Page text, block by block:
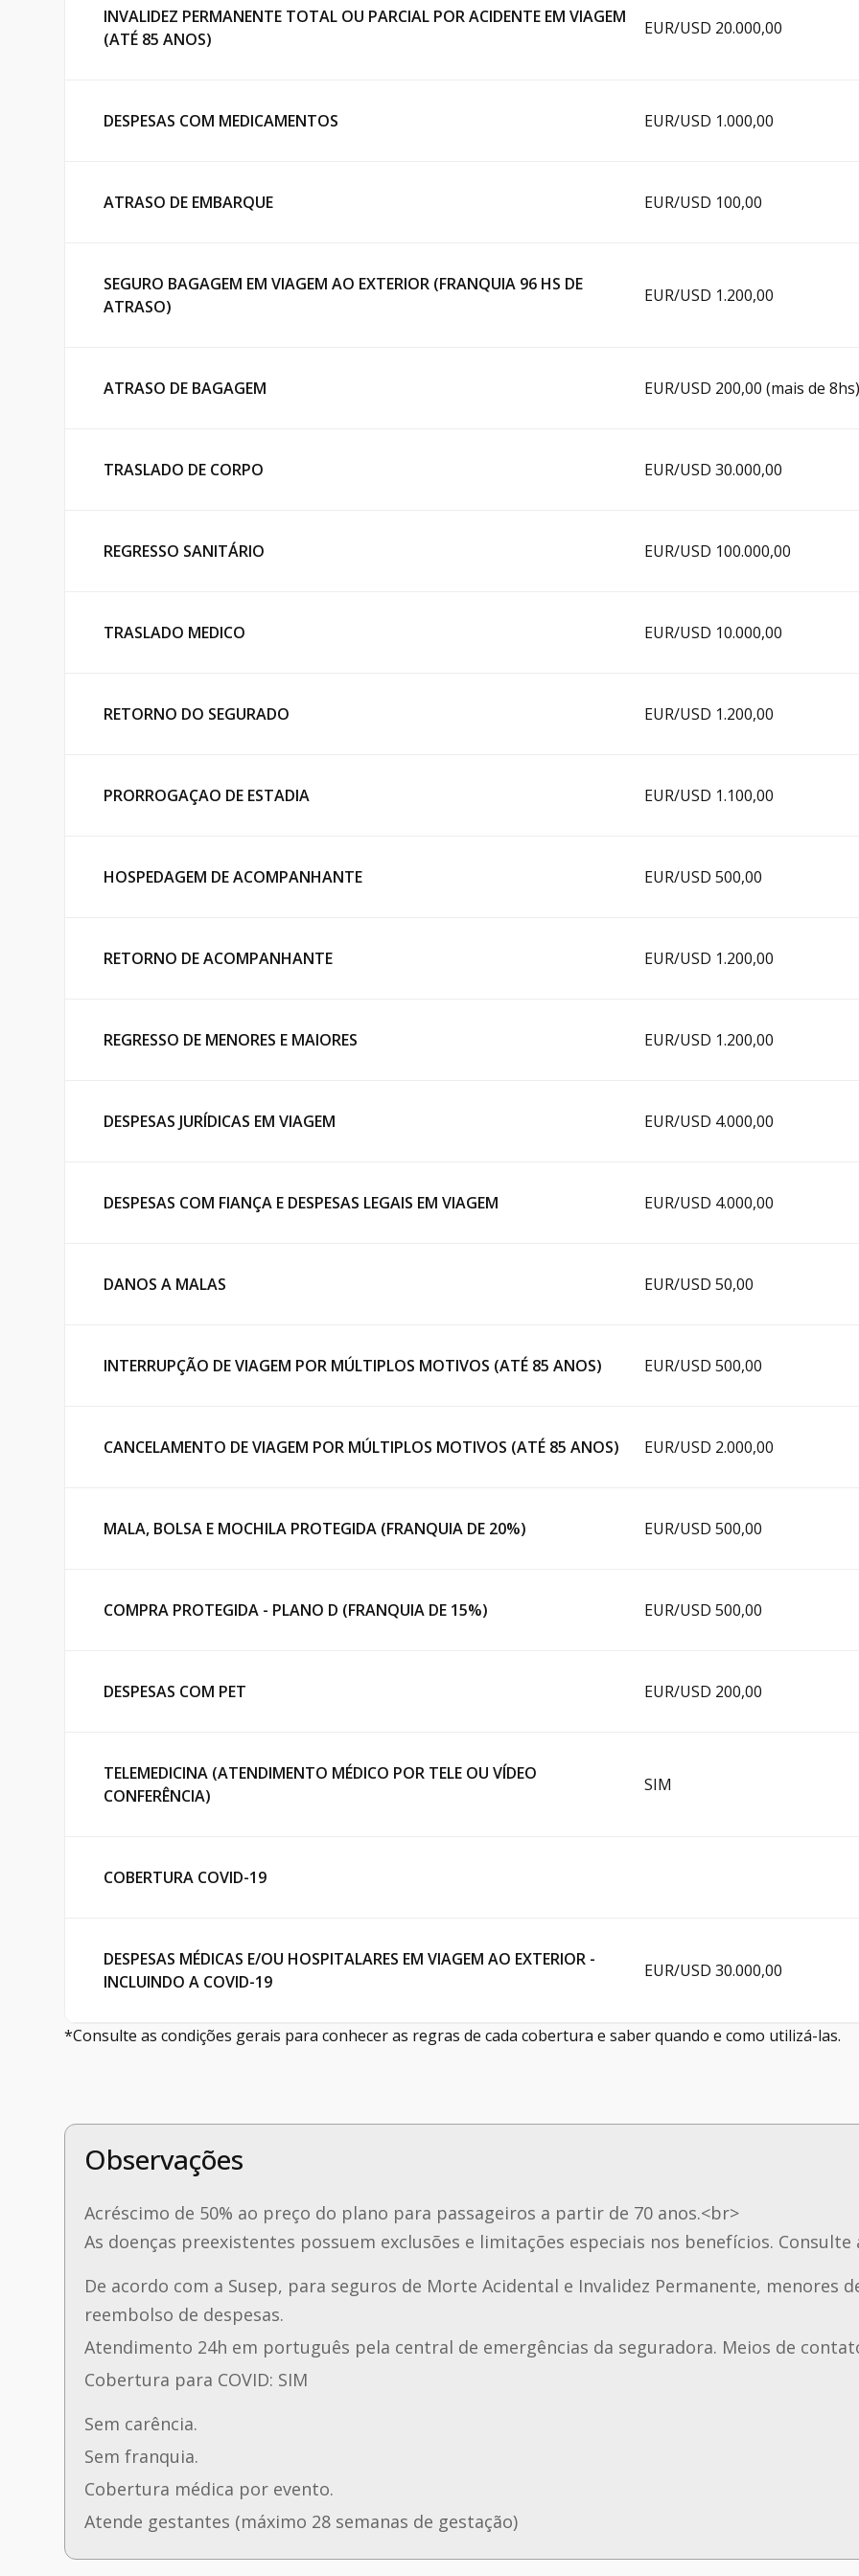
INVALIDEZ PERMANENTE TOTAL OU PARCIAL POR ACIDENTE EM VIAGEM
(ATÉ 85 ANOS)
EUR/USD 20.000,00
DESPESAS COM MEDICAMENTOS EUR/USD 1.000,00
ATRASO DE EMBARQUE EUR/USD 100,00
SEGURO BAGAGEM EM VIAGEM AO EXTERIOR (FRANQUIA 96 HS DE
ATRASO)
EUR/USD 1.200,00
ATRASO DE BAGAGEM EUR/USD 200,00 (mais de 8hs)
TRASLADO DE CORPO EUR/USD 30.000,00
REGRESSO SANITÁRIO EUR/USD 100.000,00
TRASLADO MEDICO EUR/USD 10.000,00
RETORNO DO SEGURADO EUR/USD 1.200,00
PRORROGAÇAO DE ESTADIA EUR/USD 1.100,00
HOSPEDAGEM DE ACOMPANHANTE EUR/USD 500,00
RETORNO DE ACOMPANHANTE EUR/USD 1.200,00
REGRESSO DE MENORES E MAIORES EUR/USD 1.200,00
DESPESAS JURÍDICAS EM VIAGEM EUR/USD 4.000,00
DESPESAS COM FIANÇA E DESPESAS LEGAIS EM VIAGEM EUR/USD 4.000,00
DANOS A MALAS EUR/USD 50,00
INTERRUPÇÃO DE VIAGEM POR MÚLTIPLOS MOTIVOS (ATÉ 85 ANOS) EUR/USD 500,00
CANCELAMENTO DE VIAGEM POR MÚLTIPLOS MOTIVOS (ATÉ 85 ANOS) EUR/USD 2.000,00
MALA, BOLSA E MOCHILA PROTEGIDA (FRANQUIA DE 20%) EUR/USD 500,00
COMPRA PROTEGIDA - PLANO D (FRANQUIA DE 15%) EUR/USD 500,00
DESPESAS COM PET EUR/USD 200,00
TELEMEDICINA (ATENDIMENTO MÉDICO POR TELE OU VÍDEO
CONFERÊNCIA)
SIM
COBERTURA COVID-19
DESPESAS MÉDICAS E/OU HOSPITALARES EM VIAGEM AO EXTERIOR -
INCLUINDO A COVID-19
EUR/USD 30.000,00
*Consulte as condições gerais para conhecer as regras de cada cobertura e saber quando e como utilizá-las.
Observações
Acréscimo de 50% ao preço do plano para passageiros a partir de 70 anos.<br>
As doenças preexistentes possuem exclusões e limitações especiais nos benefícios. Consulte
De acordo com a Susep, para seguros de Morte Acidental e Invalidez Permanente, menores
reembolso de despesas.
Atendimento 24h em português pela central de emergências da seguradora. Meios de
Cobertura para COVID: SIM
Sem carência.
Sem franquia.
Cobertura médica por evento.
Atende gestantes (máximo 28 semanas de gestação)